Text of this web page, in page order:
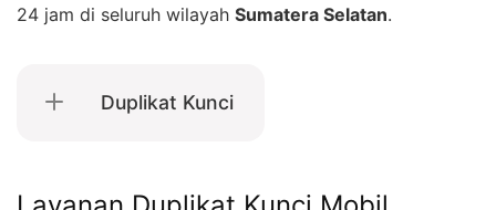
24 jam di seluruh wilayah Sumatera Selatan.
Duplikat Kunci